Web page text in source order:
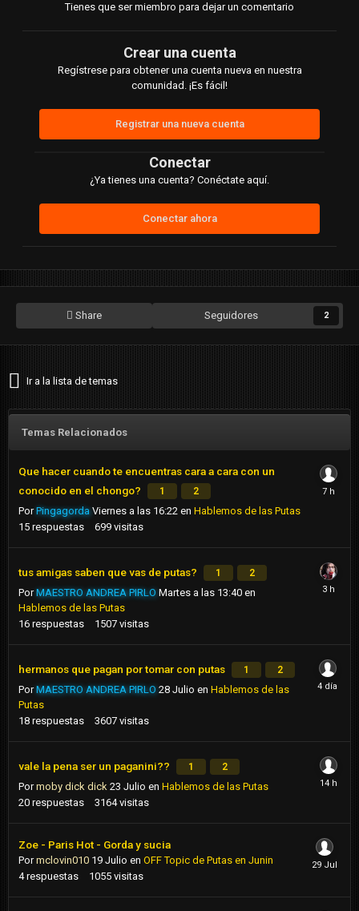
Tienes que ser miembro para dejar un comentario
Crear una cuenta
Regístrese para obtener una cuenta nueva en nuestra
comunidad. ¡Es fácil!
Registrar una nueva cuenta
Conectar
¿Ya tienes una cuenta? Conéctate aquí.
Conectar ahora
Share Seguidores 2
Ir a la lista de temas
Temas Relacionados
Que hacer cuando te encuentras cara a cara con un
conocido en el chongo?
1 2
PorPingagorda Viernes a las 16:22 en Hablemos de las Putas
15 respuestas 699 visitas
tus amigas saben que vas de putas? 1 2
PorMAESTRO ANDREA PIRLO Martes a las 13:40 en
Hablemos de las Putas
16 respuestas 1507 visitas
hermanos que pagan por tomar con putas 1 2
PorMAESTRO ANDREA PIRLO 28 Julio en Hablemos de las
Putas
18 respuestas 3607 visitas
vale la pena ser un paganini?? 1 2
Pormoby dick dick 23 Julio en Hablemos de las Putas
20 respuestas 3164 visitas
Zoe - Paris Hot - Gorda y sucia
Pormclovin010 19 Julio en OFF Topic de Putas en Junin
4 respuestas 1055 visitas